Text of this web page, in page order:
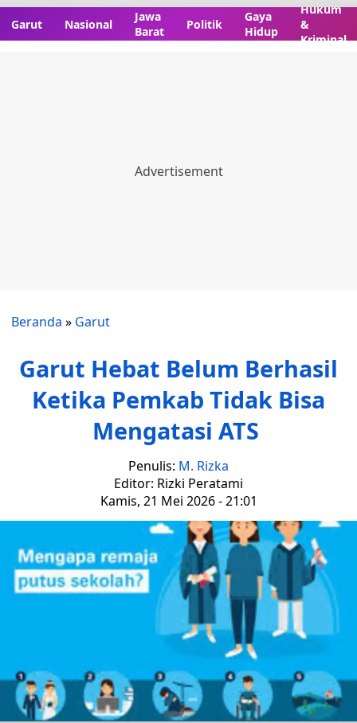
Garut Nasional
Jawa
Barat
Politik
Gaya
Hidup
Hukum
&
Kriminal
Beranda » Garut
Garut Hebat Belum Berhasil
Ketika Pemkab Tidak Bisa
Mengatasi ATS
Penulis: M. Rizka
Editor: Rizki Peratami
Kamis, 21 Mei 2026 - 21:01